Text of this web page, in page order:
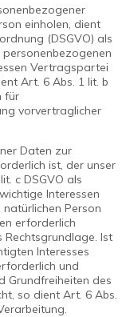
einholen, dient
(DSGVO) als
Vertragspartei
Art. 6 Abs. 1 lit. b
für
vorvertraglicher
Daten zur
ist, der unser
c DSGVO als
Interessen
Person
erforderlich
Rechtsgrundlage. Ist
Interesses
und
Grundfreiheiten des
so dient Art. 6 Abs.